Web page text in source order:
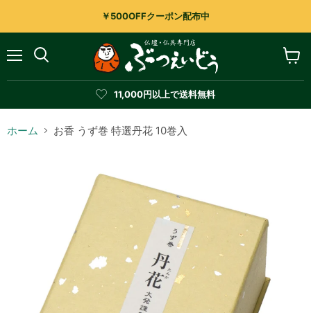
￥500OFFクーポン配布中
索
11,000円以上で送料無料
ー
見
ホーム お香 うず巻 特選丹花 10巻入